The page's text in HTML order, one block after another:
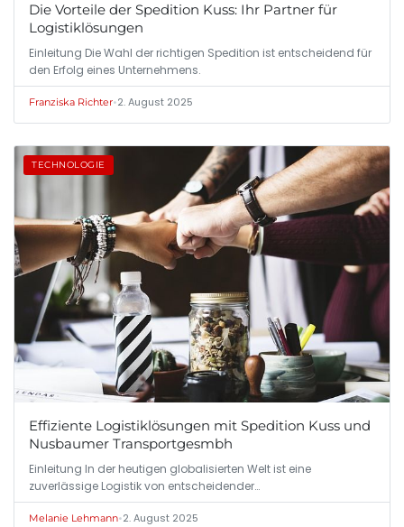
Die Vorteile der Spedition Kuss: Ihr Partner für
Logistiklösungen
Einleitung Die Wahl der richtigen Spedition ist entscheidend für
den Erfolg eines Unternehmens.
Franziska Richter•2. August 2025
TECHNOLOGIE
Effiziente Logistiklösungen mit Spedition Kuss und
Nusbaumer Transportgesmbh
Einleitung In der heutigen globalisierten Welt ist eine
zuverlässige Logistik von entscheidender…
Melanie Lehmann•2. August 2025